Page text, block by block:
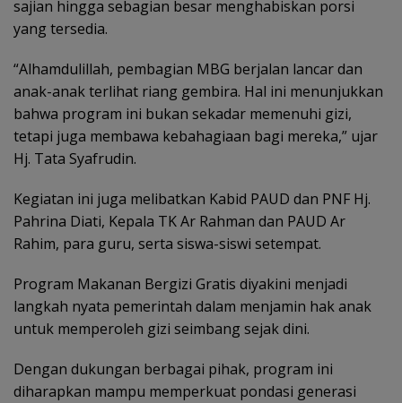
sajian hingga sebagian besar menghabiskan porsi
yang tersedia.
“Alhamdulillah, pembagian MBG berjalan lancar dan
anak-anak terlihat riang gembira. Hal ini menunjukkan
bahwa program ini bukan sekadar memenuhi gizi,
tetapi juga membawa kebahagiaan bagi mereka,” ujar
Hj. Tata Syafrudin.
Kegiatan ini juga melibatkan Kabid PAUD dan PNF Hj.
Pahrina Diati, Kepala TK Ar Rahman dan PAUD Ar
Rahim, para guru, serta siswa-siswi setempat.
Program Makanan Bergizi Gratis diyakini menjadi
langkah nyata pemerintah dalam menjamin hak anak
untuk memperoleh gizi seimbang sejak dini.
Dengan dukungan berbagai pihak, program ini
diharapkan mampu memperkuat pondasi generasi